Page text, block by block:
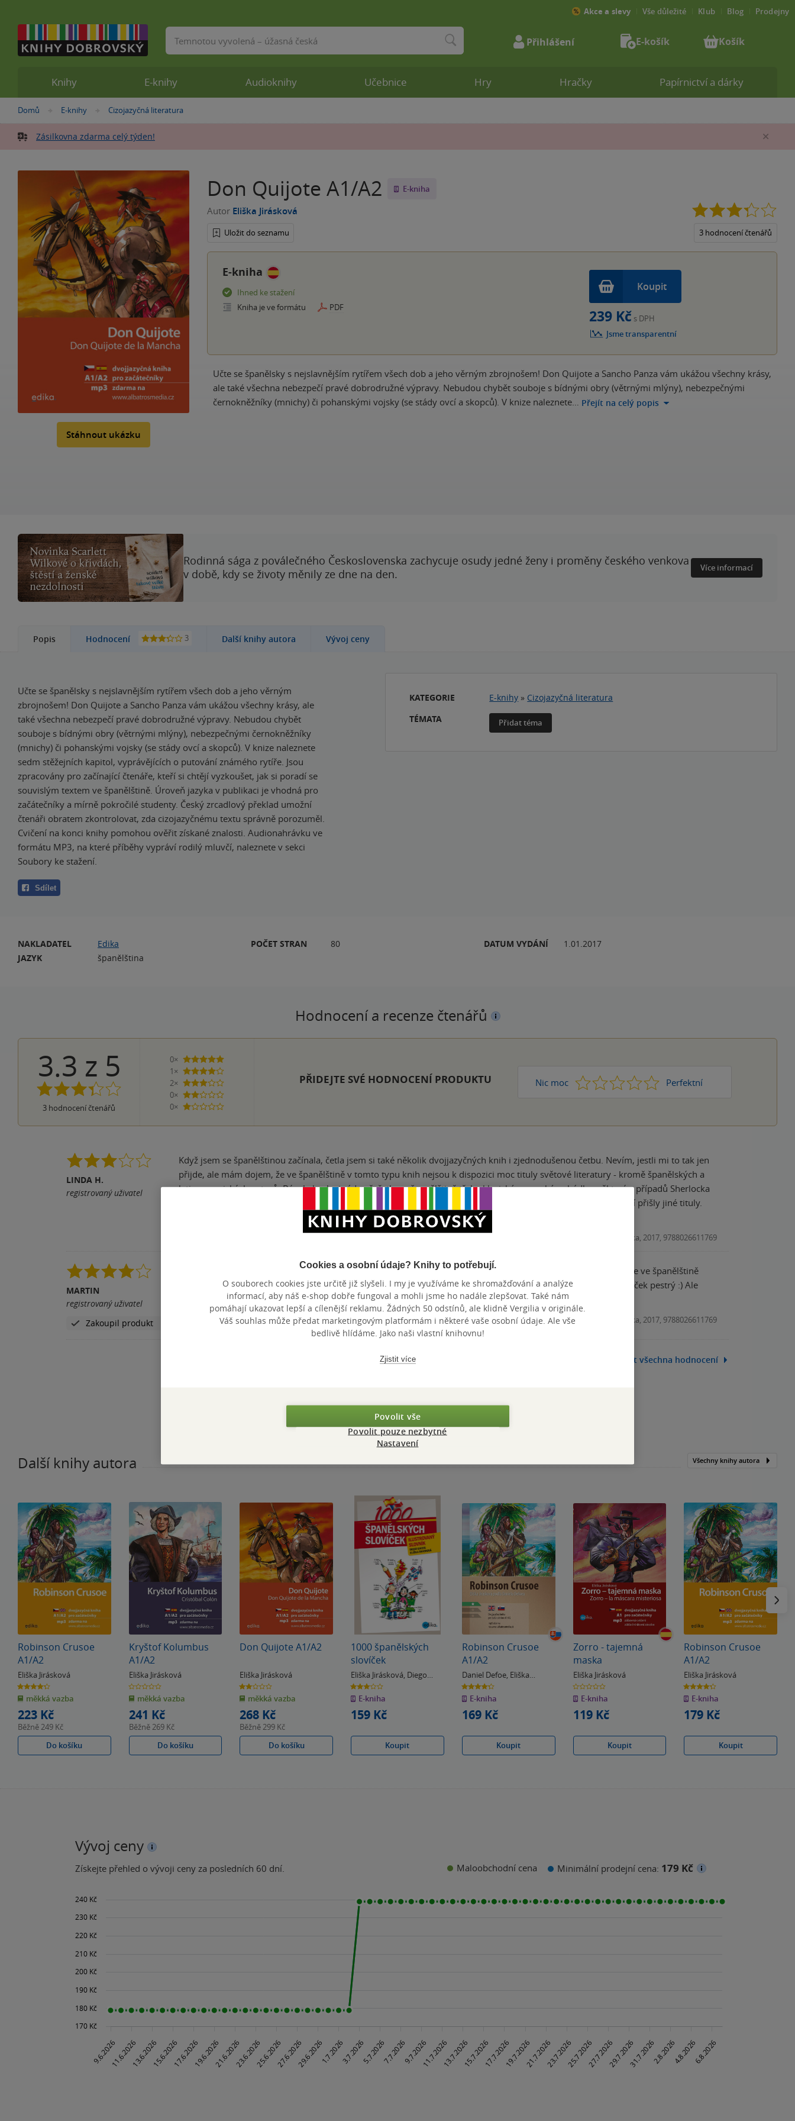
Nacházíte
zde:
Domů »
E-knihy »
Cizojazyčná literatura
Zásilkovna zdarma celý týden!
Stáhnout ukázku
Don Quijote A1/A2 E-kniha
Autor Eliška Jirásková
Uložit do seznamu 3 hodnocení čtenářů
E-kniha
Ihned ke stažení
Kniha je ve formátu
PDF
Koupit
239 Kč s DPH
Jsme transparentní
Učte se španělsky s nejslavnějším rytířem všech dob a jeho věrným zbrojnošem! Don Quijote a Sancho Panza vám ukážou všechny krásy,
ale také všechna nebezpečí pravé dobrodružné výpravy. Nebudou chybět souboje s bídnými obry (větrnými mlýny), nebezpečnými
černokněžníky (mnichy) či pohanskými vojsky (se stády ovcí a skopců). V knize naleznete… Přejít na celý popis
Rodinná sága z poválečného Československa zachycuje osudy jedné ženy i proměny českého venkova
v době, kdy se životy měnily ze dne na den.
Více informací
Popis Hodnocení 3 Další knihy autora Vývoj ceny
Učte se španělsky s nejslavnějším rytířem všech dob a jeho věrným
zbrojnošem! Don Quijote a Sancho Panza vám ukážou všechny krásy, ale
také všechna nebezpečí pravé dobrodružné výpravy. Nebudou chybět
souboje s bídnými obry (větrnými mlýny), nebezpečnými černokněžníky
(mnichy) či pohanskými vojsky (se stády ovcí a skopců). V knize naleznete
sedm stěžejních kapitol, vyprávějících o putování známého rytíře. Jsou
zpracovány pro začínající čtenáře, kteří si chtějí vyzkoušet, jak si poradí se
souvislým textem ve španělštině. Úroveň jazyka v publikaci je vhodná pro
začátečníky a mírně pokročilé studenty. Český zrcadlový překlad umožní
čtenáři obratem zkontrolovat, zda cizojazyčnému textu správně porozuměl.
Cvičení na konci knihy pomohou ověřit získané znalosti. Audionahrávku ve
formátu MP3, na které příběhy vypráví rodilý mluvčí, naleznete v sekci
Soubory ke stažení.
Sdílet
KATEGORIE E-knihy » Cizojazyčná literatura
TÉMATA
Přidat téma
NAKLADATEL
Edika
JAZYK
španělština
POČET STRAN 80 DATUM VYDÁNÍ 1.01.2017
Hodnocení a recenze čtenářů
3.3 z 5
3 hodnocení čtenářů
0×
5 hvězdiček
1×
4 hvězdičky
2×
3 hvězdičky
0×
2 hvězdičky
0×
1 hvezdička
PŘIDEJTE SVÉ HODNOCENÍ PRODUKTU Nic moc 1 2 3 4 Perfektní
5
LINDA H.
registrovaný uživatel
Když jsem se španělštinou začínala, četla jsem si také několik dvojjazyčných knih i zjednodušenou četbu. Nevím, jestli mi to tak jen
přijde, ale mám dojem, že ve španělštině v tomto typu knih nejsou k dispozici moc tituly světové literatury - kromě španělských a
latinoamerických autorů. Bývala bych si ráda přečetla ve španělštině třeba klasické evropské pohádky, některý z případů Sherlocka
Holmese apod. Sice vzdělat se v literatuře původu daného jazyka je užitečná věc, ale přece jen by mi jako čtivější přišly jiné tituly.
Don Quijote je klasika, četla jsem ho i v této verzi knihy, ale obecně se mi tento příběh moc nelíbí.
Učebnice, Edika, 2017, 9788026611769
MARTIN
registrovaný uživatel
Zakoupil produkt
Moje první dvoj jazyčná kniha ve španělštině. Četla se mi skvěle, mohu ji vřele doporučit! Obecně je ale škoda, že ve španělštině
není výběr ani zdaleka takový, jako je tomu v angličtině. Když jsem se touto cestou učil anglicky, měl jsem jídelníček pestrý :) Ale
třeba se to časem změní.
Pomohla vám tato recenze? Ano4 Učebnice, Edika, 2017, 9788026611769
Zobrazit všechna hodnocení
Další knihy autora Všechny knihy autora
Robinson Crusoe
A1/A2
Eliška Jirásková
4.3
z
5
hvězdiček
měkká vazba
223 Kč
Běžně249 Kč
Do košíku
Kryštof Kolumbus
A1/A2
Eliška Jirásková
0.0
z
5
hvězdiček
měkká vazba
241 Kč
Běžně269 Kč
Do košíku
Don Quijote A1/A2
Eliška Jirásková
2.0
z
5
hvězdiček
měkká vazba
268 Kč
Běžně299 Kč
Do košíku
1000 španělských
slovíček
Eliška Jirásková, Diego
Arturo Galvis Poveda
3.0
z
5
hvězdiček
E-kniha
159 Kč
Koupit
Robinson Crusoe
A1/A2
Daniel Defoe, Eliška
Jirásková
4.3
z
5
hvězdiček
E-kniha
169 Kč
Koupit
Zorro - tajemná
maska
Eliška Jirásková
0.0
z
5
hvězdiček
E-kniha
119 Kč
Koupit
Robinson Crusoe
A1/A2
Eliška Jirásková
4.3
z
5
hvězdiček
E-kniha
179 Kč
Koupit
Vývoj ceny
Získejte přehled o vývoji ceny za posledních 60 dní. Maloobchodní cena Minimální prodejní cena: 179 Kč
Knihy E-knihy Audioknihy Učebnice Hry Hračky Papírnictví a dárky
Akce a slevy Vše důležité Klub Blog Prodejny
Vyhledávání Přihlášení E-košík Košík
Cookies a osobní údaje? Knihy to potřebují.
O souborech cookies jste určitě již slyšeli. I my je využíváme ke shromažďování a analýze
informací, aby náš e-shop dobře fungoval a mohli jsme ho nadále zlepšovat. Také nám
pomáhají ukazovat lepší a cílenější reklamu. Žádných 50 odstínů, ale klidně Vergilia v originále.
Váš souhlas může předat marketingovým platformám i některé vaše osobní údaje. Ale vše
bedlivě hlídáme. Jako naši vlastní knihovnu!
Zjistit více
Povolit vše
Povolit pouze nezbytné
Nastavení